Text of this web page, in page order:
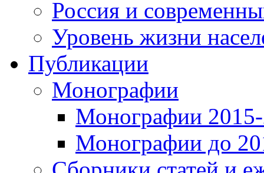
Россия и
Уровень жизни
Публикации
Монографии
Монографии 2015-
Монографии до